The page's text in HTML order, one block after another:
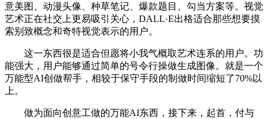
意美图、动漫头像、种草笔记、爆款题目、勾当方案等。视觉
艺术正在社交上更易吸引关心，DALL·E出格适合那些想要摸
索别致概念和奇特视觉表示的用户。
这一东西很是适合但愿将小我气概取艺术连系的用户。功
能强大，用户能够通过简单的号令行操做生成图像。就是一个
万能型AI创做帮手，相较于保守手段的制做时间缩短了70%以
上。
做为面向创意工做的万能AI东西，接下来，起首，付与